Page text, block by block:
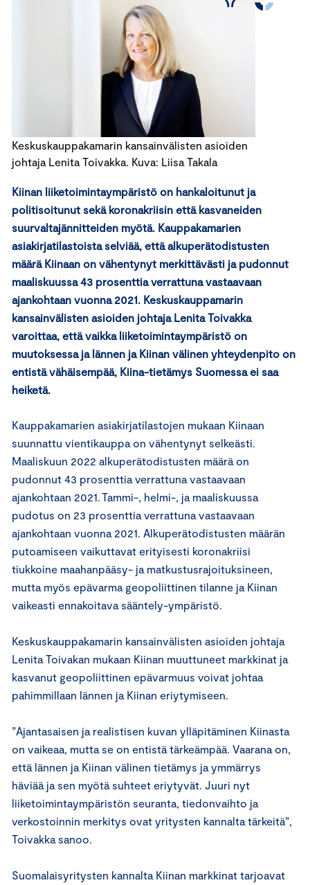
Keskuskauppakamarin kansainvälisten asioiden
johtaja Lenita Toivakka. Kuva: Liisa Takala
Kiinan liiketoimintaympäristö on hankaloitunut ja
politisoitunut sekä koronakriisin että kasvaneiden
suurvaltajännitteiden myötä. Kauppakamarien
asiakirjatilastoista selviää, että alkuperätodistusten
määrä Kiinaan on vähentynyt merkittävästi ja pudonnut
maaliskuussa 43 prosenttia verrattuna vastaavaan
ajankohtaan vuonna 2021. Keskuskauppamarin
kansainvälisten asioiden johtaja Lenita Toivakka
varoittaa, että vaikka liiketoimintaympäristö on
muutoksessa ja lännen ja Kiinan välinen yhteydenpito on
entistä vähäisempää, Kiina-tietämys Suomessa ei saa
heiketä.
Kauppakamarien asiakirjatilastojen mukaan Kiinaan
suunnattu vientikauppa on vähentynyt selkeästi.
Maaliskuun 2022 alkuperätodistusten määrä on
pudonnut 43 prosenttia verrattuna vastaavaan
ajankohtaan 2021. Tammi-, helmi-, ja maaliskuussa
pudotus on 23 prosenttia verrattuna vastaavaan
ajankohtaan vuonna 2021. Alkuperätodistusten määrän
putoamiseen vaikuttavat erityisesti koronakriisi
tiukkoine maahanpääsy- ja matkustusrajoituksineen,
mutta myös epävarma geopoliittinen tilanne ja Kiinan
vaikeasti ennakoitava sääntely-ympäristö.
Keskuskauppakamarin kansainvälisten asioiden johtaja
Lenita Toivakan mukaan Kiinan muuttuneet markkinat ja
kasvanut geopoliittinen epävarmuus voivat johtaa
pahimmillaan lännen ja Kiinan eriytymiseen.
”Ajantasaisen ja realistisen kuvan ylläpitäminen Kiinasta
on vaikeaa, mutta se on entistä tärkeämpää. Vaarana on,
että lännen ja Kiinan välinen tietämys ja ymmärrys
häviää ja sen myötä suhteet eriytyvät. Juuri nyt
liiketoimintaympäristön seuranta, tiedonvaihto ja
verkostoinnin merkitys ovat yritysten kannalta tärkeitä”,
Toivakka sanoo.
Suomalaisyritysten kannalta Kiinan markkinat tarjoavat